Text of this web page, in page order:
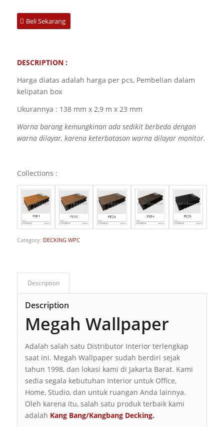
Beli Sekarang
DESCRIPTION :
Harga diatas adalah harga per pcs, Pembelian dalam
kelipatan box
Ukurannya : 138 mm x 2,9 m x 23 mm
Warna barang kemungkinan ada sedikit berbeda dengan
warna dilayar, karena keterbatasan warna dilayar monitor.
Collections :
Category: DECKING WPC
Description
Description
Megah Wallpaper
Adalah salah satu Distributor Interior terlengkap
saat ini. Megah Wallpaper sudah berdiri sejak
tahun 1998, dan lokasi kami di Jakarta Barat. Kami
sedia segala kebutuhan Interior untuk Office,
Home, Studio, dan untuk ruangan Anda lainnya.
Oleh karena itu, salah satu produk terbaik kami
adalah Kang Bang/Kangbang Decking.